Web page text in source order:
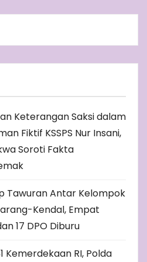
Keterangan Saksi dalam
Fiktif KSSPS Nur Insani,
Soroti Fakta
Tawuran Antar Kelompok
Kendal, Empat
17 DPO Diburu
Kemerdekaan RI, Polda